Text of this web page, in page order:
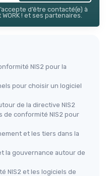
d’être contacté(e) à
! et ses partenaires.
NIS2 pour la
pour choisir un logiciel
de la directive NIS2
de conformité NIS2 pour
et les tiers dans la
la gouvernance autour de
NIS2 et les logiciels de